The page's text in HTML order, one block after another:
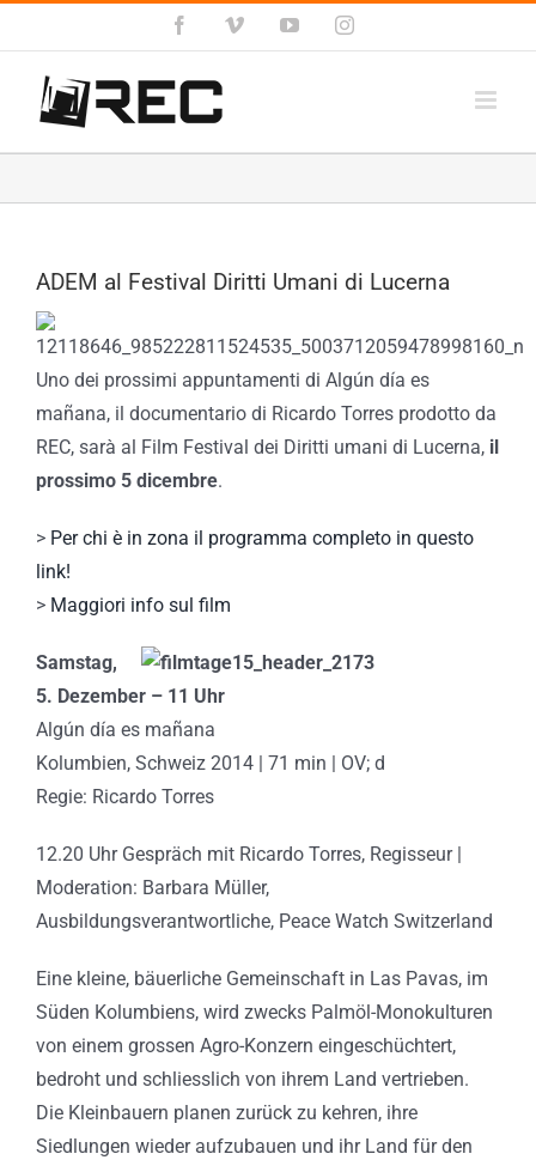
al
contenuto
FacebookVimeo YouTubeInstagram
ADEM al Festival Diritti Umani di Lucerna
Uno dei prossimi appuntamenti di Algún día es
mañana, il documentario di Ricardo Torres prodotto da
REC, sarà al Film Festival dei Diritti umani di Lucerna, il
prossimo 5 dicembre.
> Per chi è in zona il programma completo in questo
link!
> Maggiori info sul film
Samstag,
5. Dezember – 11 Uhr
Algún día es mañana
Kolumbien, Schweiz 2014 | 71 min | OV; d
Regie: Ricardo Torres
12.20 Uhr Gespräch mit Ricardo Torres, Regisseur |
Moderation: Barbara Müller,
Ausbildungsverantwortliche, Peace Watch Switzerland
Eine kleine, bäuerliche Gemeinschaft in Las Pavas, im
Süden Kolumbiens, wird zwecks Palmöl-Monokulturen
von einem grossen Agro-Konzern eingeschüchtert,
bedroht und schliesslich von ihrem Land vertrieben.
Die Kleinbauern planen zurück zu kehren, ihre
Siedlungen wieder aufzubauen und ihr Land für den